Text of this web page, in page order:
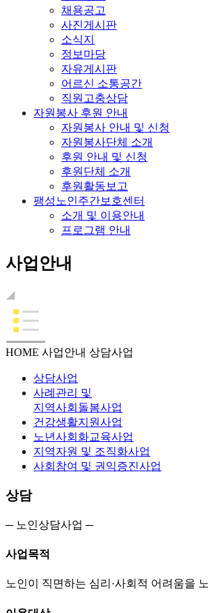
채용공고
사진게시판
소식지
정보마당
자유게시판
어르신 소통공간
직원고충상담
자원봉사 후원 안내
자원봉사 안내 및 신청
자원봉사단체 소개
후원 안내 및 신청
후원단체 소개
후원활동보고
팽성노인주간보호센터
소개 및 이용안내
프로그램 안내
사업안내
HOME 사업안내 상담사업
상담사업
사례관리 및
지역사회돌봄사업
건강생활지원사업
노년사회화교육사업
지역자원 및 조직화사업
사회참여 및 권익증진사업
상담
─ 노인상담사업 ─
사업목적
노인이 직면하는 심리·사회적 어려움을